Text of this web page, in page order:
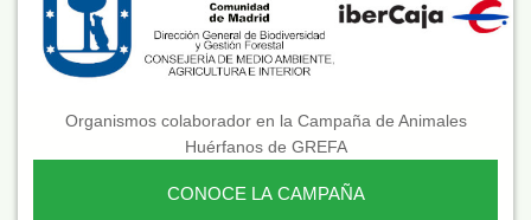
Organismos colaborador en la Campaña de Animales
Huérfanos de GREFA
CONOCE LA CAMPAÑA